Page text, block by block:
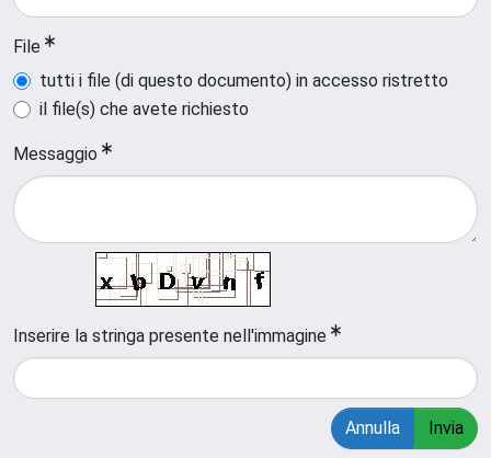
File
tutti i file (di questo documento) in accesso ristretto
il file(s) che avete richiesto
Messaggio
Inserire la stringa presente nell'immagine
Annulla Invia